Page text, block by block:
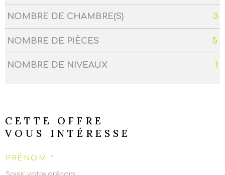
NOMBRE DE CHAMBRE(S) 3
NOMBRE DE PIÈCES 5
NOMBRE DE NIVEAUX 1
CETTE OFFRE
VOUS INTÉRESSE
PRÉNOM *